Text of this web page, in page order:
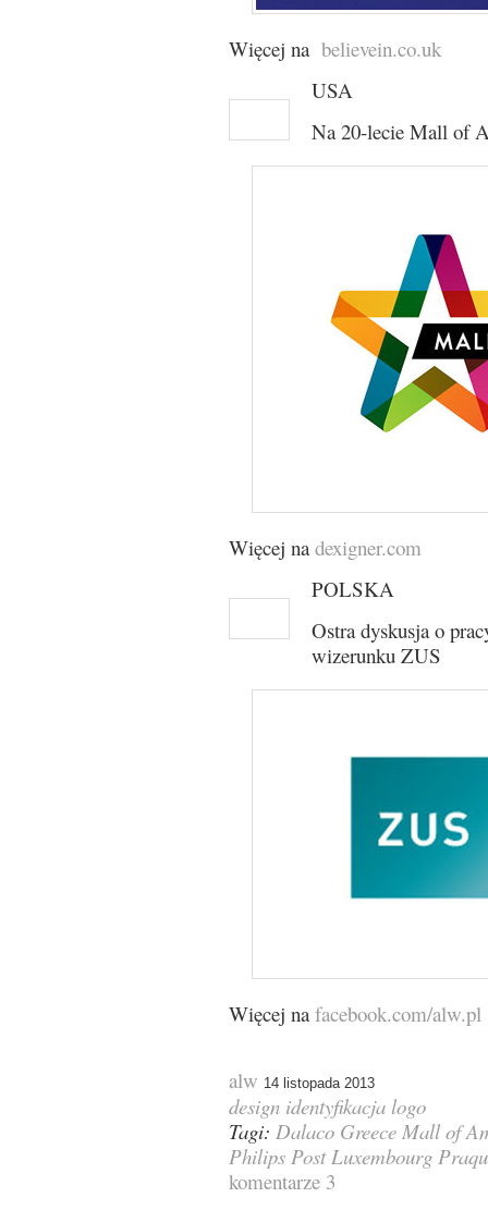
Więcej na believein.co.uk
USA
Na 20-lecie Mall of
Więcej nadexigner.com
POLSKA
Ostra dyskusja o
wizerunku ZUS
Więcej nafacebook.com/alw.pl
alw 14 listopada 2013
design identyfikacja logo
Tagi: Dalaco Greece Mall of
Philips Post Luxembourg
komentarze 3